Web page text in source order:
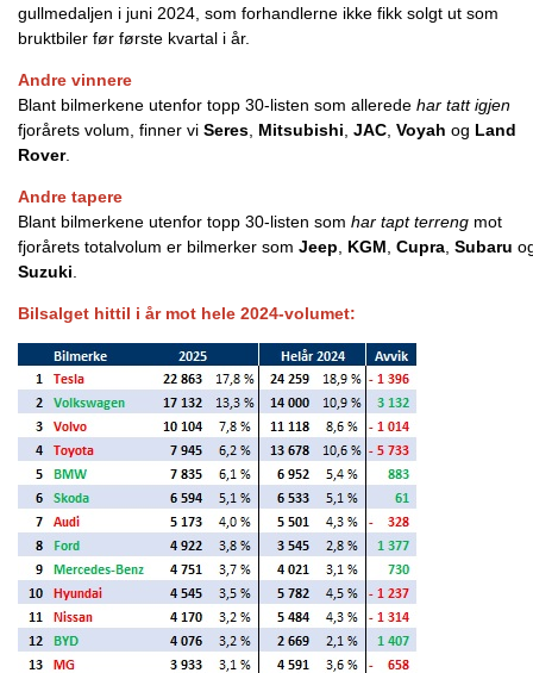
gullmedaljen i juni 2024, som forhandlerne ikke fikk solgt ut som
bruktbiler før første kvartal i år.
Andre vinnere
Blant bilmerkene utenfor topp 30-listen som allerede har tatt igjen
fjorårets volum, finner vi Seres Mitsubishi JAC Voyah og Land
Rover.
Andre tapere
Blant bilmerkene utenfor topp 30-listen som har tapt terreng mot
fjorårets totalvolum er bilmerker som Jeep KGM Cupra Subaru
Suzuki
Bilsalget hittil i år mot hele 2024-volumet: